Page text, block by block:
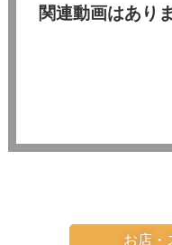
関連動画はあり
お店